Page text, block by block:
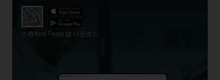
스캔하여 Festa 앱 다운로드